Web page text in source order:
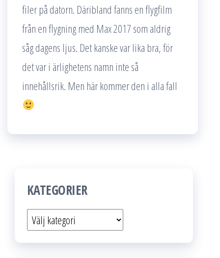
filer på datorn. Däribland fanns en flygfilm
från en flygning med Max 2017 som aldrig
såg dagens ljus. Det kanske var lika bra, för
det var i ärlighetens namn inte så
innehållsrik. Men här kommer den i alla fall
KATEGORIER
Kategorier